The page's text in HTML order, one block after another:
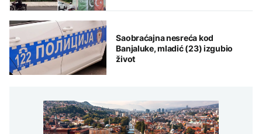
Saobraćajna nesreća kod
Banjaluke, mladić (23) izgubio
život